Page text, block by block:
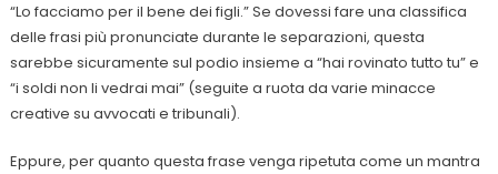
“Lo facciamo per il bene dei figli.” Se dovessi fare una classifica
delle frasi più pronunciate durante le separazioni, questa
sarebbe sicuramente sul podio insieme a “hai rovinato tutto tu” e
“i soldi non li vedrai mai” (seguite a ruota da varie minacce
creative su avvocati e tribunali).
Eppure, per quanto questa frase venga ripetuta come un mantra